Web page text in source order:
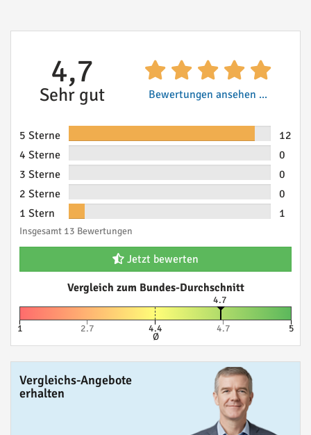
4,7
Sehr gut Bewertungen ansehen ...
5 Sterne
12
4 Sterne
0
3 Sterne
0
2 Sterne
0
1 Stern
1
Insgesamt 13 Bewertungen
Jetzt bewerten
Vergleich zum Bundes-Durchschnitt
4.7
1 2.7 4.4
Ø
4.7 5
Vergleichs-Angebote
erhalten